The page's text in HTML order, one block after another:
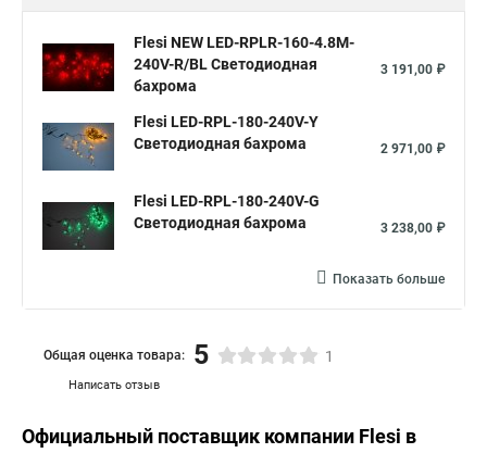
Flesi NEW LED-RPLR-160-4.8M-
240V-R/BL Светодиодная
бахрома
3 191,00 ₽
Flesi LED-RPL-180-240V-Y
Светодиодная бахрома
2 971,00 ₽
Flesi LED-RPL-180-240V-G
Светодиодная бахрома
3 238,00 ₽
Показать больше
Написать отзыв
Общая оценка товара: 5 1
Официальный поставщик компании Flesi в